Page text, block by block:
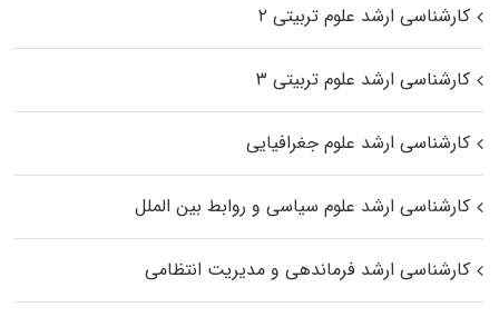
کارشناسی ارشد علوم تربیتی ۲
کارشناسی ارشد علوم تربیتی ۳
کارشناسی ارشد علوم جغرافیایی
کارشناسی ارشد علوم سیاسی و روابط بین الملل
کارشناسی ارشد فرماندهی و مدیریت انتظامی